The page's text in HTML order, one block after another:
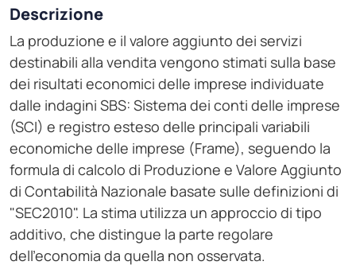
Descrizione
La produzione e il valore aggiunto dei servizi
destinabili alla vendita vengono stimati sulla base
dei risultati economici delle imprese individuate
dalle indagini SBS: Sistema dei conti delle imprese
(SCI) e registro esteso delle principali variabili
economiche delle imprese (Frame), seguendo la
formula di calcolo di Produzione e Valore Aggiunto
di Contabilità Nazionale basate sulle definizioni di
"SEC2010". La stima utilizza un approccio di tipo
additivo, che distingue la parte regolare
dell'economia da quella non osservata.